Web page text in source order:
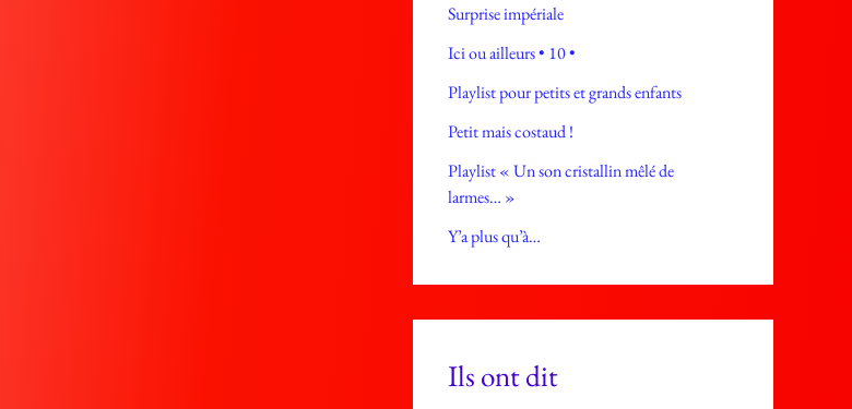
Surprise impériale
Ici ou ailleurs • 10 •
Playlist pour petits et grands enfants
Petit mais costaud !
Playlist « Un son cristallin mêlé de
larmes… »
Y’a plus qu’à…
Ils ont dit